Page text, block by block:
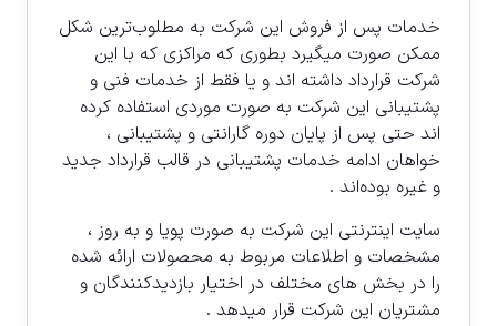
خدمات پس از فروش این شرکت به مطلوب‌ترین شکل
ممکن صورت میگیرد بطوری که مراکزی که با این
شرکت قرارداد داشته اند و یا فقط از خدمات فنی و
پشتیبانی این شرکت به صورت موردی استفاده کرده
اند حتی پس از پایان دوره گارانتی و پشتیبانی ،
خواهان ادامه خدمات پشتیبانی در قالب قرارداد جدید
و غیره بوده‌اند .
سایت اینترنتی این شرکت به صورت پویا و به روز ،
مشخصات و اطلاعات مربوط به محصولات ارائه شده
را در بخش های مختلف در اختیار بازدیدکنندگان و
مشتریان این شرکت قرار میدهد .